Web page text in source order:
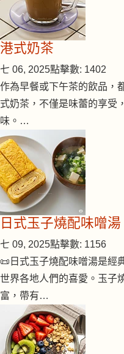
港式奶茶
七 06, 2025點擊數: 1402
作為早餐或下午茶的飲品，
式奶茶，不僅是味蕾的享受
味。…
日式玉子燒配味噌湯
七 09, 2025點擊數: 1156
📜日式玉子燒配味噌湯是經
世界各地人們的喜愛。玉子
富，帶有…